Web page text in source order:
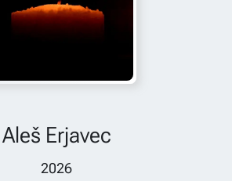
Aleš Erjavec
2026